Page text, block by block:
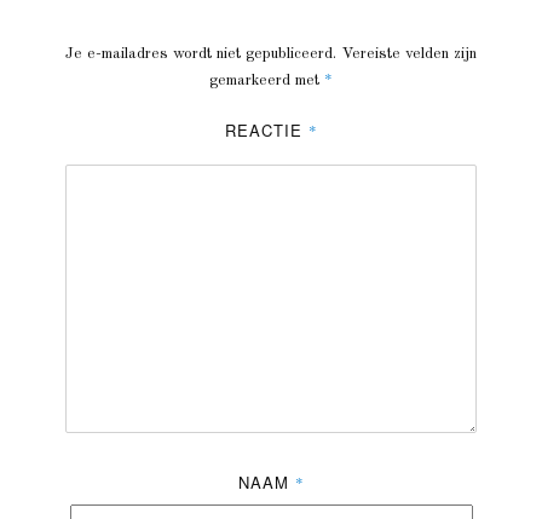
Je e-mailadres wordt niet gepubliceerd. Vereiste velden zijn
gemarkeerd met *
REACTIE *
NAAM *